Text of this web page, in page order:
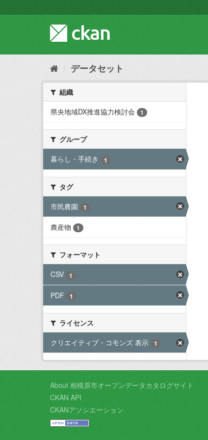
キ
て
データセット
組織
県央地域DX推進協力検討会
1
グループ
暮らし・手続き
1
タグ
市民農園
1
農産物 1
フォーマット
CSV
1
PDF 1
ライセンス
クリエイティブ・コモンズ 表示
1
About 相模原市オープンデータカタログサイト
CKAN API
CKANアソシエーション